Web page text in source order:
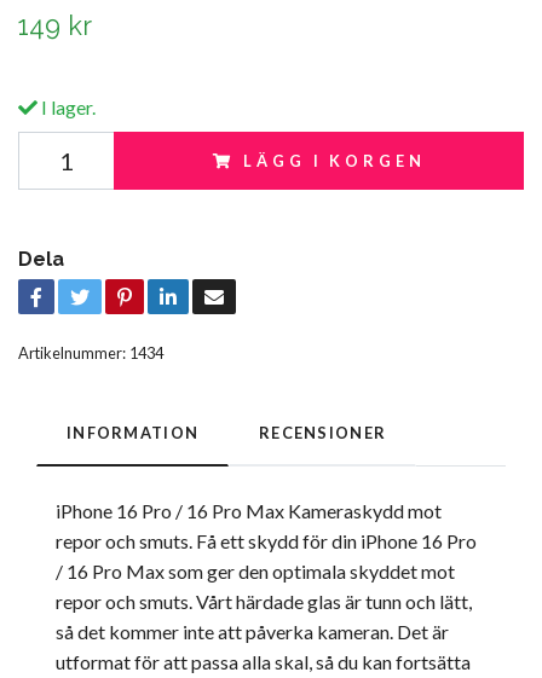
149 kr
I lager.
LÄGG I KORGEN
Dela
Artikelnummer: 1434
INFORMATION RECENSIONER
iPhone 16 Pro / 16 Pro Max Kameraskydd mot
repor och smuts. Få ett skydd för din iPhone 16 Pro
/ 16 Pro Max som ger den optimala skyddet mot
repor och smuts. Vårt härdade glas är tunn och lätt,
så det kommer inte att påverka kameran. Det är
utformat för att passa alla skal, så du kan fortsätta